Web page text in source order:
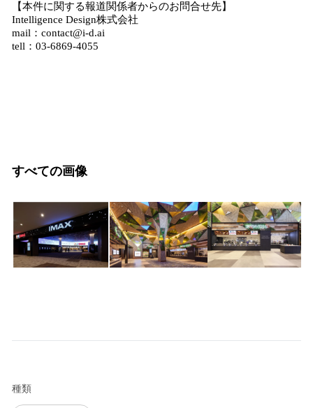
【本件に関する報道関係者からのお問合せ先】
Intelligence Design株式会社
mail：contact@i-d.ai
tell：03-6869-4055
すべての画像
種類